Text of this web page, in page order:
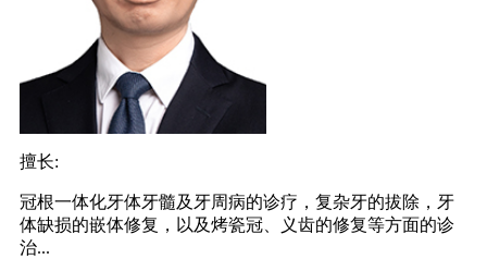
擅长:
冠根一体化牙体牙髓及牙周病的诊疗，复杂牙的拔除，牙
体缺损的嵌体修复，以及烤瓷冠、义齿的修复等方面的诊
治...